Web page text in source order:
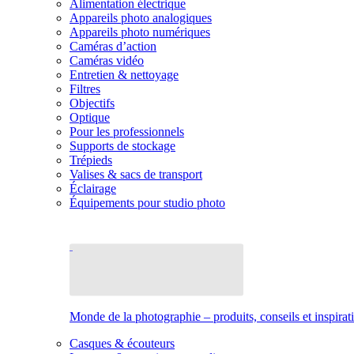
Alimentation électrique
Appareils photo analogiques
Appareils photo numériques
Caméras d’action
Caméras vidéo
Entretien & nettoyage
Filtres
Objectifs
Optique
Pour les professionnels
Supports de stockage
Trépieds
Valises & sacs de transport
Éclairage
Équipements pour studio photo
Monde de la photographie – produits, conseils et
Casques & écouteurs